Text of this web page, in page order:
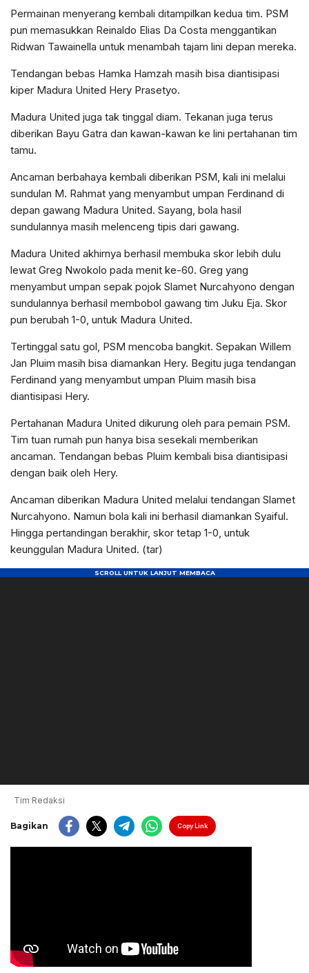
Permainan menyerang kembali ditampilkan kedua tim. PSM
pun memasukkan Reinaldo Elias Da Costa menggantikan
Ridwan Tawainella untuk menambah tajam lini depan mereka.
Tendangan bebas Hamka Hamzah masih bisa diantisipasi
kiper Madura United Hery Prasetyo.
Madura United juga tak tinggal diam. Tekanan juga terus
diberikan Bayu Gatra dan kawan-kawan ke lini pertahanan tim
tamu.
Ancaman berbahaya kembali diberikan PSM, kali ini melalui
sundulan M. Rahmat yang menyambut umpan Ferdinand di
depan gawang Madura United. Sayang, bola hasil
sundulannya masih melenceng tipis dari gawang.
Madura United akhirnya berhasil membuka skor lebih dulu
lewat Greg Nwokolo pada menit ke-60. Greg yang
menyambut umpan sepak pojok Slamet Nurcahyono dengan
sundulannya berhasil membobol gawang tim Juku Eja. Skor
pun berubah 1-0, untuk Madura United.
Tertinggal satu gol, PSM mencoba bangkit. Sepakan Willem
Jan Pluim masih bisa diamankan Hery. Begitu juga tendangan
Ferdinand yang menyambut umpan Pluim masih bisa
diantisipasi Hery.
Pertahanan Madura United dikurung oleh para pemain PSM.
Tim tuan rumah pun hanya bisa sesekali memberikan
ancaman. Tendangan bebas Pluim kembali bisa diantisipasi
dengan baik oleh Hery.
Ancaman diberikan Madura United melalui tendangan Slamet
Nurcahyono. Namun bola kali ini berhasil diamankan Syaiful.
Hingga pertandingan berakhir, skor tetap 1-0, untuk
keunggulan Madura United. (tar)
Tim Redaksi
Bagikan Copy Link